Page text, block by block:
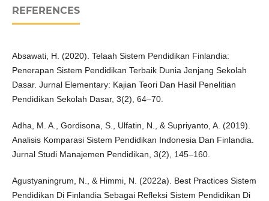
REFERENCES
Absawati, H. (2020). Telaah Sistem Pendidikan Finlandia:
Penerapan Sistem Pendidikan Terbaik Dunia Jenjang Sekolah
Dasar. Jurnal Elementary: Kajian Teori Dan Hasil Penelitian
Pendidikan Sekolah Dasar, 3(2), 64–70.
Adha, M. A., Gordisona, S., Ulfatin, N., & Supriyanto, A. (2019).
Analisis Komparasi Sistem Pendidikan Indonesia Dan Finlandia.
Jurnal Studi Manajemen Pendidikan, 3(2), 145–160.
Agustyaningrum, N., & Himmi, N. (2022a). Best Practices Sistem
Pendidikan Di Finlandia Sebagai Refleksi Sistem Pendidikan Di